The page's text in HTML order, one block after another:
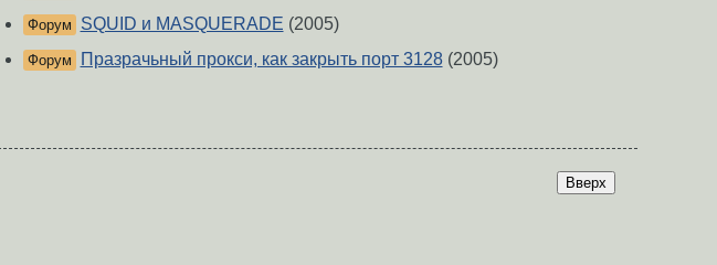
Форум SQUID и MASQUERADE (2005)
Форум Празрачьный прокси, как закрыть порт 3128(2005)
Вверх